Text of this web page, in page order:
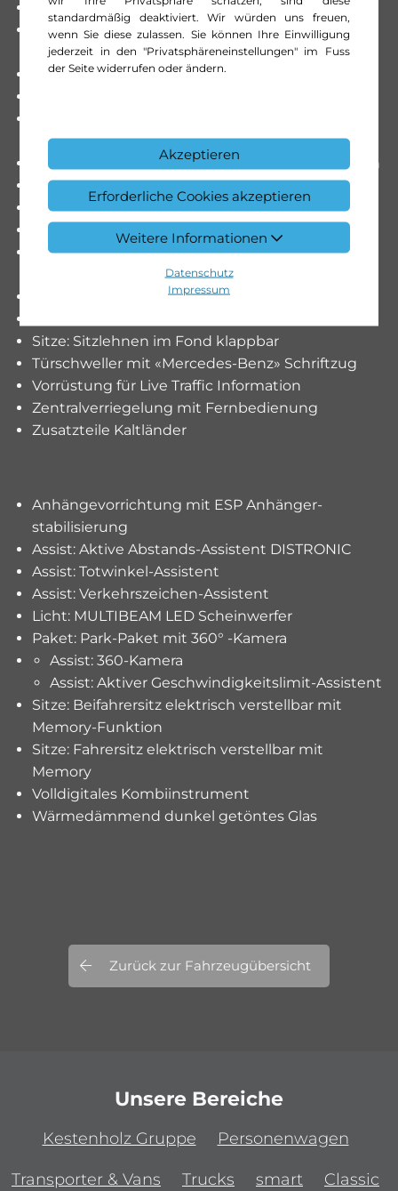
standardmäßig deaktiviert. Wir würden uns freuen,
wenn Sie diese zulassen. Sie können Ihre Einwilligung
jederzeit in den "Privatsphäreneinstellungen" im Fuss
der Seite widerrufen oder ändern.
Akzeptieren
Erforderliche Cookies akzeptieren
Weitere Informationen
Datenschutz
Impressum
Paket: Licht- und Sicht-Paket
Sonnenblende mit beleuchtetem Make-up-
Spiegel
Paket: Sitzkomfort-Paket
schwarz
Räder: Leichtmetallräder im Vielspeichen-Design
Räder: Reifendruckkontrolle
Räder: Rollwiderstandsoptimierte Bereifung
Scheibenwischer mit Regensensor
Seitenschweller in Schwarz mit genarbtem
Sitze: Sitzlehnen im Fond klappbar
Türschweller mit «Mercedes-Benz» Schriftzug
Vorrüstung für Live Traffic Information
Zentralverriegelung mit Fernbedienung
Zusatzteile Kaltländer
Anhängevorrichtung mit ESP Anhänger-
stabilisierung
Assist: Aktive Abstands-Assistent DISTRONIC
Assist: Totwinkel-Assistent
Assist: Verkehrszeichen-Assistent
Licht: MULTIBEAM LED Scheinwerfer
Paket: Park-Paket mit 360° -Kamera
Assist: 360-Kamera
Assist: Aktiver Geschwindigkeitslimit-Assistent
Sitze: Beifahrersitz elektrisch verstellbar mit
Memory-Funktion
Sitze: Fahrersitz elektrisch verstellbar mit
Memory
Volldigitales Kombiinstrument
Wärmedämmend dunkel getöntes Glas
Zurück zur Fahrzeugübersicht
Unsere Bereiche
Kestenholz Gruppe Personenwagen
Transporter & Vans Trucks smart Classic